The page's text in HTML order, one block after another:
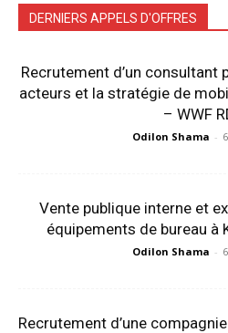
DERNIERS APPELS D'OFFRES
Recrutement d’un consultant
acteurs et la stratégie de
– WWF
Odilon Shama -
Vente publique interne et
équipements de bureau à
Odilon Shama -
Recrutement d’une